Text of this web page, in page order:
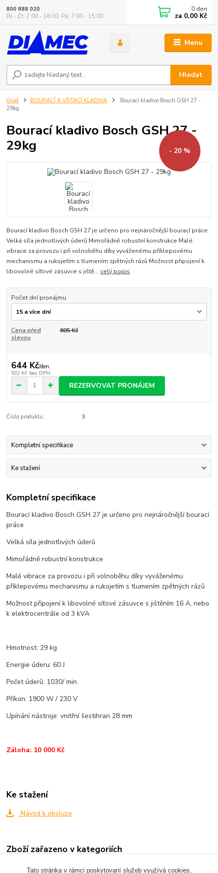
Menu
Hledat
800 888 020
Po - Čt: 7:00 - 16:00, Pá: 7:00 - 15:00
0 den
za 0,00 Kč
Úvod BOURACÍ A VRTACÍ KLADIVA
Bourací kladivo Bosch GSH 27 -
29kg
Bourací kladivo Bosch GSH 27 -
29kg
- 20 %
Bourací kladivo Bosch GSH 27 je určeno pro nejnáročnější bourací práce
Velká síla jednotlivých úderů Mimořádně robustní konstrukce Malé
vibrace za provozu i při volnoběhu díky vyváženému příklepovému
mechanismu a rukojetím s tlumením zpětných rázů Možnost připojení k
libovolné síťové zásuvce s jiště... celý popis
Počet dní pronájmu
Cena před
slevou
805 Kč
644 Kč/den
532 Kč bez DPH
REZERVOVAT PRONÁJEM
Číslo produktu: 3
Kompletní specifikace
Ke stažení
Kompletní specifikace
Bourací kladivo Bosch GSH 27 je určeno pro nejnáročnější bourací
práce
Velká síla jednotlivých úderů
Mimořádně robustní konstrukce
Malé vibrace za provozu i při volnoběhu díky vyváženému
příklepovému mechanismu a rukojetím s tlumením zpětných rázů
Možnost připojení k libovolné síťové zásuvce s jištěním 16 A, nebo
k elektrocentrále od 3 kVA
Hmotnost: 29 kg
Energie úderu: 60 J
Počet úderů: 1030/ min.
Příkon: 1900 W / 230 V
Upínání nástroje: vnitřní šestihran 28 mm
Záloha: 10 000 Kč
Ke stažení
Návod k obsluze
Zboží zařazeno v kategoriích
BOURACÍ A VRTACÍ KLADIVA
Tato stránka v rámci poskytovaní služeb využívá cookies,